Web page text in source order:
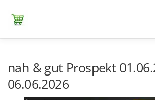
Inhalt
springen
LIDL NETTO DISCOUNT
nah & gut Prospekt
06.06.2026